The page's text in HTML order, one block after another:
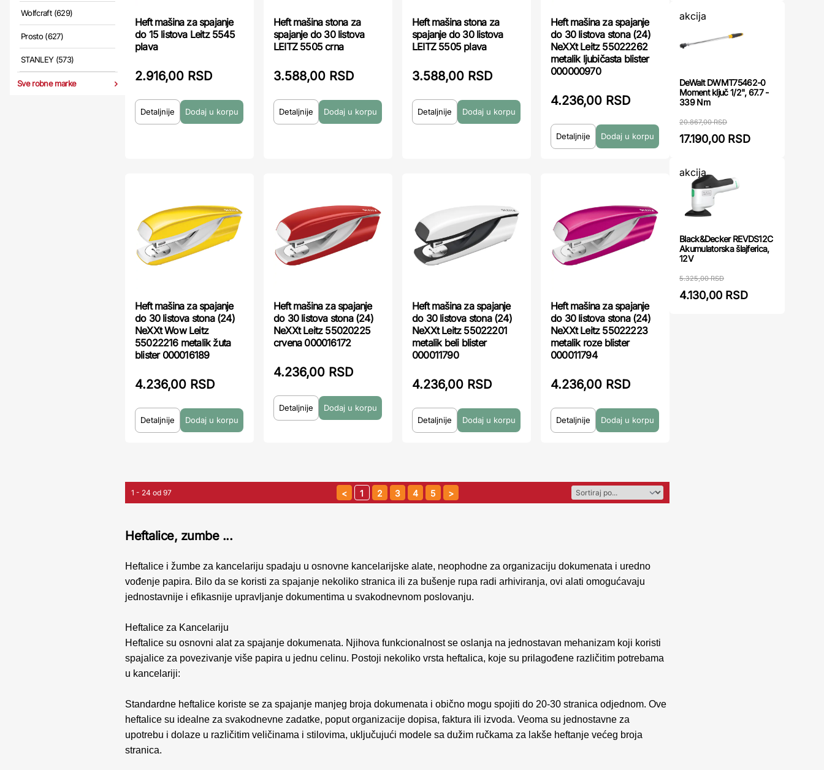
Wolfcraft (629)
Prosto (627)
STANLEY (573)
Sve robne marke
Heft mašina za spajanje
do 15 listova Leitz 5545
plava
2.916,00 RSD
Detaljnije
Heft mašina stona za
spajanje do 30 listova
LEITZ 5505 crna
3.588,00 RSD
Detaljnije
Heft mašina stona za
spajanje do 30 listova
LEITZ 5505 plava
3.588,00 RSD
Detaljnije
Heft mašina za spajanje
do 30 listova stona (24)
NeXXt Leitz 55022262
metalik ljubičasta blister
000000970
4.236,00 RSD
Detaljnije
Heft mašina za spajanje
do 30 listova stona (24)
NeXXt Wow Leitz
55022216 metalik žuta
blister 000016189
4.236,00 RSD
Detaljnije
Heft mašina za spajanje
do 30 listova stona (24)
NeXXt Leitz 55020225
crvena 000016172
4.236,00 RSD
Detaljnije
Heft mašina za spajanje
do 30 listova stona (24)
NeXXt Leitz 55022201
metalik beli blister
000011790
4.236,00 RSD
Detaljnije
Heft mašina za spajanje
do 30 listova stona (24)
NeXXt Leitz 55022223
metalik roze blister
000011794
4.236,00 RSD
Detaljnije
1 - 24 od 97 1 2 3 4 5
Heftalice, zumbe ...
Heftalice i žumbe za kancelariju spadaju u osnovne kancelarijske alate, neophodne za organizaciju dokumenata i uredno
vođenje papira. Bilo da se koristi za spajanje nekoliko stranica ili za bušenje rupa radi arhiviranja, ovi alati omogućavaju
jednostavnije i efikasnije upravljanje dokumentima u svakodnevnom poslovanju.
Heftalice za Kancelariju
Heftalice su osnovni alat za spajanje dokumenata. Njihova funkcionalnost se oslanja na jednostavan mehanizam koji koristi
spajalice za povezivanje više papira u jednu celinu. Postoji nekoliko vrsta heftalica, koje su prilagođene različitim potrebama
u kancelariji:
Standardne heftalice koriste se za spajanje manjeg broja dokumenata i obično mogu spojiti do 20-30 stranica odjednom. Ove
heftalice su idealne za svakodnevne zadatke, poput organizacije dopisa, faktura ili izvoda. Veoma su jednostavne za
upotrebu i dolaze u različitim veličinama i stilovima, uključujući modele sa dužim ručkama za lakše heftanje većeg broja
stranica.
akcija
DeWalt DWMT75462-0
Moment ključ 1/2", 67.7 -
339 Nm
20.867,00 RSD
17.190,00 RSD
akcija
Black&Decker REVDS12C
Akumulatorska šlajferica,
12V
5.325,00 RSD
4.130,00 RSD